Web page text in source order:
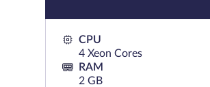
CPU
4 Xeon Cores
RAM
2 GB